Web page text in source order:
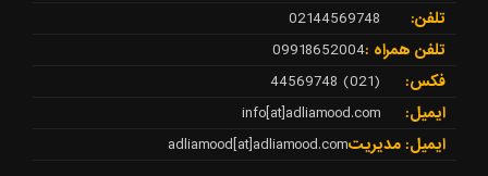
تلفن:
02144569748
تلفن همراه :09918652004
فکس:
(021) 44569748
ایمیل:
info[at]adliamood.com
ایمیل: مدیریتadliamood[at]adliamood.com